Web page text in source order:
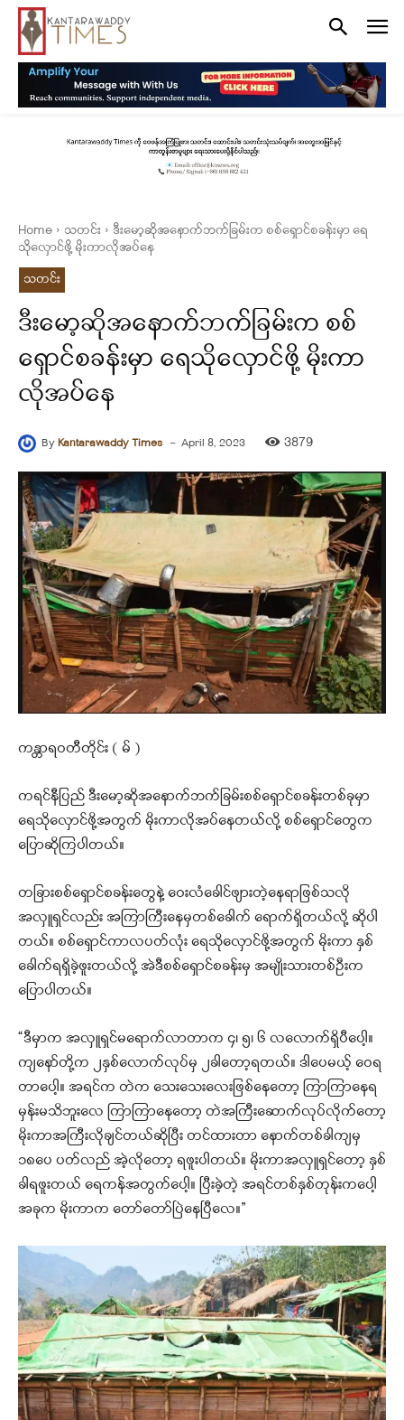
Home သတင်း
ဒီးမော့ဆိုအနောက်ဘက်ခြမ်းက စစ်ရှောင်စခန်းမှာ ရေ
သိုလှောင်ဖို့ မိုးကာလိုအပ်နေ
သတင်း
ဒီးမော့ဆိုအနောက်ဘက်ခြမ်းက စစ်
ရှောင်စခန်းမှာ ရေသိုလှောင်ဖို့ မိုးကာ
လိုအပ်နေ
ByKantarawaddy Times - April 8, 2023 3879
ကန္တာရဝတီတိုင်း ( မ် )
ကရင်နီပြည် ဒီးမော့ဆိုအနောက်ဘက်ခြမ်းစစ်ရှောင်စခန်းတစ်ခုမှာ
ရေသိုလှောင်ဖို့အတွက် မိုးကာလိုအပ်နေတယ်လို့ စစ်ရှောင်တွေက
ပြောဆိုကြပါတယ်။
တခြားစစ်ရှောင်စခန်းတွေနဲ့ ဝေးလံခေါင်ဖျားတဲ့နေရာဖြစ်သလို
အလှူရှင်လည်း အကြာကြီးနေမှတစ်ခေါက် ရောက်ရှိတယ်လို့ ဆိုပါ
တယ်။ စစ်ရှောင်ကာလပတ်လုံး ရေသိုလှောင်ဖို့အတွက် မိုးကာ နှစ်
ခေါက်ရရှိခဲ့ဖူးတယ်လို့ အဲဒီစစ်ရှောင်စခန်းမှ အမျိုးသားတစ်ဦးက
ပြောပါတယ်။
“ဒီမှာက အလှူရှင်မရောက်လာတာက ၄၊ ၅၊ ၆ လလောက်ရှိပီပေါ့။
ကျနော်တို့က ၂နှစ်လောက်လုပ်မှ ၂ခါတော့ရတယ်။ ဒါပေမယ့် ဝေရ
တာပေါ့။ အရင်က တဲက သေးသေးလေးဖြစ်နေတော့ ကြာကြာနေရ
မှန်းမသိဘူးလေ ကြာကြာနေတော့ တဲအကြီးဆောက်လုပ်လိုက်တော့
မိုးကာအကြီးလိုချင်တယ်ဆိုပြီး တင်ထားတာ နောက်တစ်ခါကျမှ
၁၈ပေ ပတ်လည် အဲ့လိုတော့ ရဖူးပါတယ်။ မိုးကာအလှူရှင်တော့ နှစ်
ခါရဖူးတယ် ရေကန်အတွက်ပေါ့။ ပြီးခဲ့တဲ့ အရင်တစ်နှစ်တုန်းကပေါ့
အခုက မိုးကာက တော်တော်ပြဲနေပြီလေ။”